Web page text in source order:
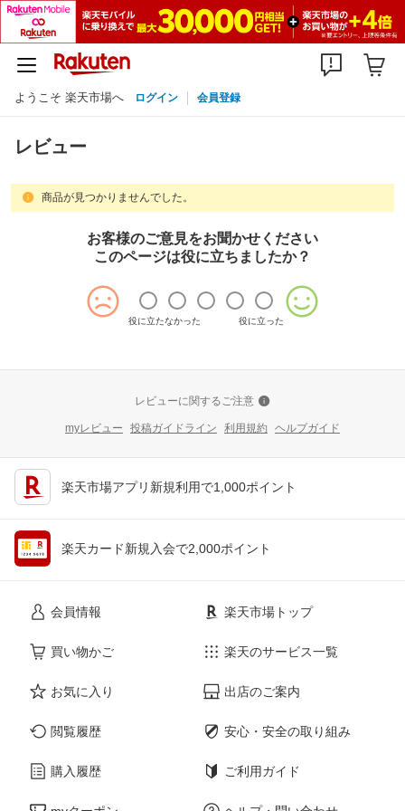
ようこそ 楽天市場へ ログイン 会員登録
レビュー
商品が見つかりませんでした。
お客様のご意見をお聞かせください
このページは役に立ちましたか？
役に立たなかった 役に立った
レビューに関するご注意
myレビュー 投稿ガイドライン 利用規約 ヘルプガイド
楽天市場アプリ新規利用で1,000ポイント
楽天カード新規入会で2,000ポイント
会員情報
買い物かご
お気に入り
閲覧履歴
購入履歴
楽天市場トップ
楽天のサービス一覧
出店のご案内
安心・安全の取り組み
ご利用ガイド